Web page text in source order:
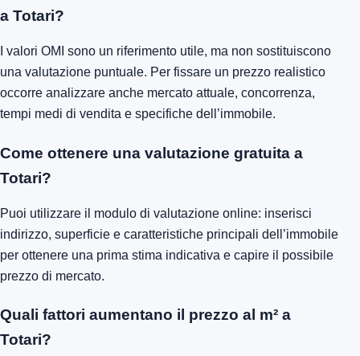
a Totari?
I valori OMI sono un riferimento utile, ma non sostituiscono
una valutazione puntuale. Per fissare un prezzo realistico
occorre analizzare anche mercato attuale, concorrenza,
tempi medi di vendita e specifiche dell’immobile.
Come ottenere una valutazione gratuita a
Totari?
Puoi utilizzare il modulo di valutazione online: inserisci
indirizzo, superficie e caratteristiche principali dell’immobile
per ottenere una prima stima indicativa e capire il possibile
prezzo di mercato.
Quali fattori aumentano il prezzo al m² a
Totari?